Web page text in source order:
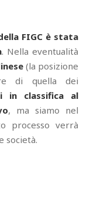
FIGC è stata
. Nella eventualità
(la posizione
di quella dei
in classifica al
, ma siamo nel
processo verrà
società.